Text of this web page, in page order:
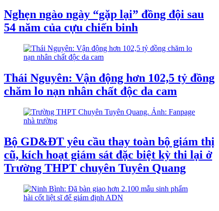
Nghẹn ngào ngày “gặp lại” đồng đội sau
54 năm của cựu chiến binh
Thái Nguyên: Vận động hơn 102,5 tỷ đồng
chăm lo nạn nhân chất độc da cam
Bộ GD&ĐT yêu cầu thay toàn bộ giám thị
cũ, kích hoạt giám sát đặc biệt kỳ thi lại ở
Trường THPT chuyên Tuyên Quang